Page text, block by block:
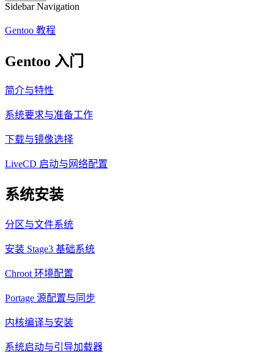
Sidebar Navigation
Gentoo 教程
Gentoo 入门
简介与特性
系统要求与准备工作
下载与镜像选择
LiveCD 启动与网络配置
系统安装
分区与文件系统
安装 Stage3 基础系统
Chroot 环境配置
Portage 源配置与同步
内核编译与安装
系统启动与引导加载器